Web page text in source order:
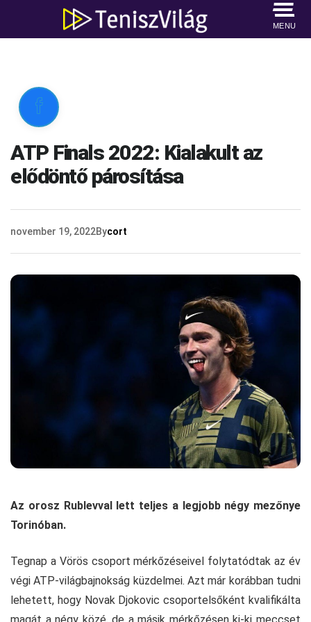
MENU

ATP Finals 2022: Kialakult az
elődöntő párosítása
november 19, 2022Bycort
Az orosz Rublevval lett teljes a legjobb négy mezőnye
Torinóban.
Tegnap a Vörös csoport mérkőzéseivel folytatódtak az év
végi ATP-világbajnokság küzdelmei. Azt már korábban tudni
lehetett, hogy Novak Djokovic csoportelsőként kvalifikálta
magát a négy közé, de a másik mérkőzésen ki-ki meccset